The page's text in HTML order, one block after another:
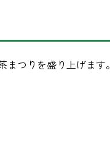
まつりを盛り上げます。